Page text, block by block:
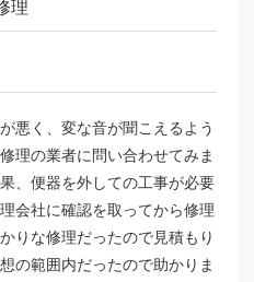
理
悪く、変な音が聞こえるよう
理の業者に問い合わせてみま
、便器を外しての工事が必要
会社に確認を取ってから修理
りな修理だったので見積もり
の範囲内だったので助かりま